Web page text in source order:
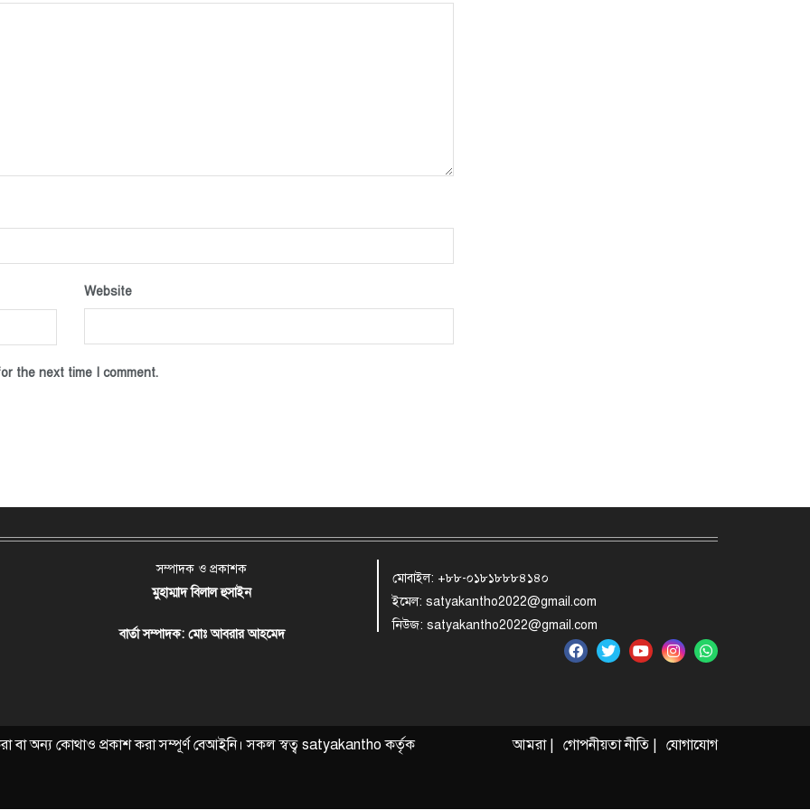
Website
the next time I comment.
সম্পাদক ও প্রকাশক
মুহাম্মাদ বিলাল হুসাইন
বার্তা সম্পাদক: মোঃ আবরার আহমেদ
মোবাইল: +৮৮-০১৮১৮৮৮৪১৪০
ইমেল: satyakantho2022@gmail.com
নিউজ: satyakantho2022@gmail.com
অন্য কোথাও প্রকাশ করা সম্পূর্ণ বেআইনি। সকল স্বত্ব satyakantho কর্তৃক আমরা | গোপনীয়তা নীতি | যোগাযোগ